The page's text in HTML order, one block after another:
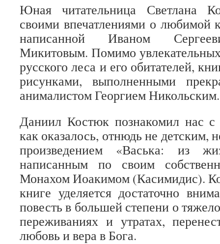
Юная читательница Светлана
своими впечатлениями о любимой
написанной Иваном
Микитовым. Помимо увлекательных
русского леса и его обитателей,
рисунками, выполненными
анималистом Георгием Никольским.
Даниил Костюк познакомил нас
как оказалось, отнюдь не детским,
произведением «Васька: из
написанным по своим
Монахом Иоакимом (Касимидис).
книге уделяется достаточно
повесть в большей степени о
переживаниях и утратах,
любовь и вера в Бога.